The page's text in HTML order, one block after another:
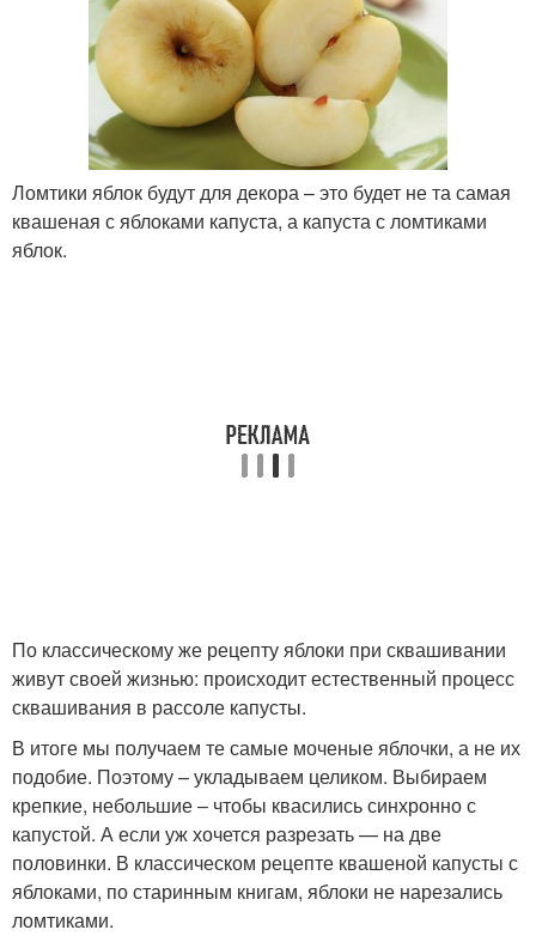
Ломтики яблок будут для декора – это будет не та самая
квашеная с яблоками капуста, а капуста с ломтиками
яблок.
По классическому же рецепту яблоки при сквашивании
живут своей жизнью: происходит естественный процесс
сквашивания в рассоле капусты.
В итоге мы получаем те самые моченые яблочки, а не их
подобие. Поэтому – укладываем целиком. Выбираем
крепкие, небольшие – чтобы квасились синхронно с
капустой. А если уж хочется разрезать — на две
половинки. В классическом рецепте квашеной капусты с
яблоками, по старинным книгам, яблоки не нарезались
ломтиками.